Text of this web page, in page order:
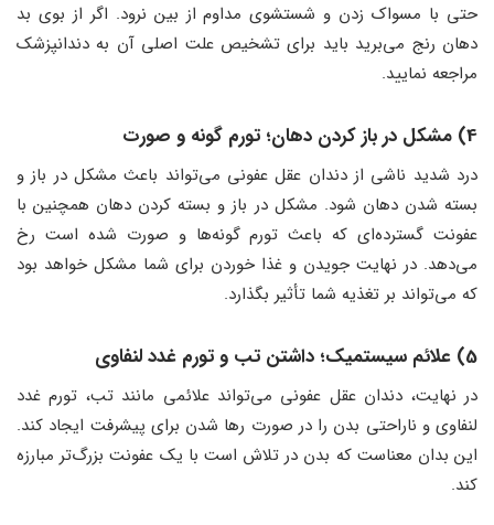
حتی با مسواک زدن و شستشوی مداوم از بین نرود. اگر از بوی بد
دهان رنج می‌برید باید برای تشخیص علت اصلی آن به دندانپزشک
مراجعه نمایید.
4) مشکل در باز کردن دهان؛ تورم گونه و صورت
درد شدید ناشی از دندان عقل عفونی می‌تواند باعث مشکل در باز و
بسته شدن دهان شود. مشکل در باز و بسته کردن دهان همچنین با
عفونت گسترده‌ای که باعث تورم گونه‌ها و صورت شده است رخ
می‌دهد. در نهایت جویدن و غذا خوردن برای شما مشکل خواهد بود
که می‌تواند بر تغذیه شما تأثیر بگذارد.
5) علائم سیستمیک؛ داشتن تب و تورم غدد لنفاوی
در نهایت، دندان عقل عفونی می‌تواند علائمی مانند تب، تورم غدد
لنفاوی و ناراحتی بدن را در صورت رها شدن برای پیشرفت ایجاد کند.
این بدان معناست که بدن در تلاش است با یک عفونت بزرگ‌تر مبارزه
کند.